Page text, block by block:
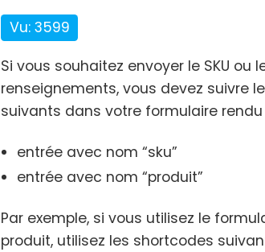
Vu: 3599
Si vous souhaitez envoyer le SKU
renseignements, vous devez suivre
suivants dans votre formulaire rendu
entrée avec nom “sku”
entrée avec nom “produit”
Par exemple, si vous utilisez le
produit, utilisez les shortcodes